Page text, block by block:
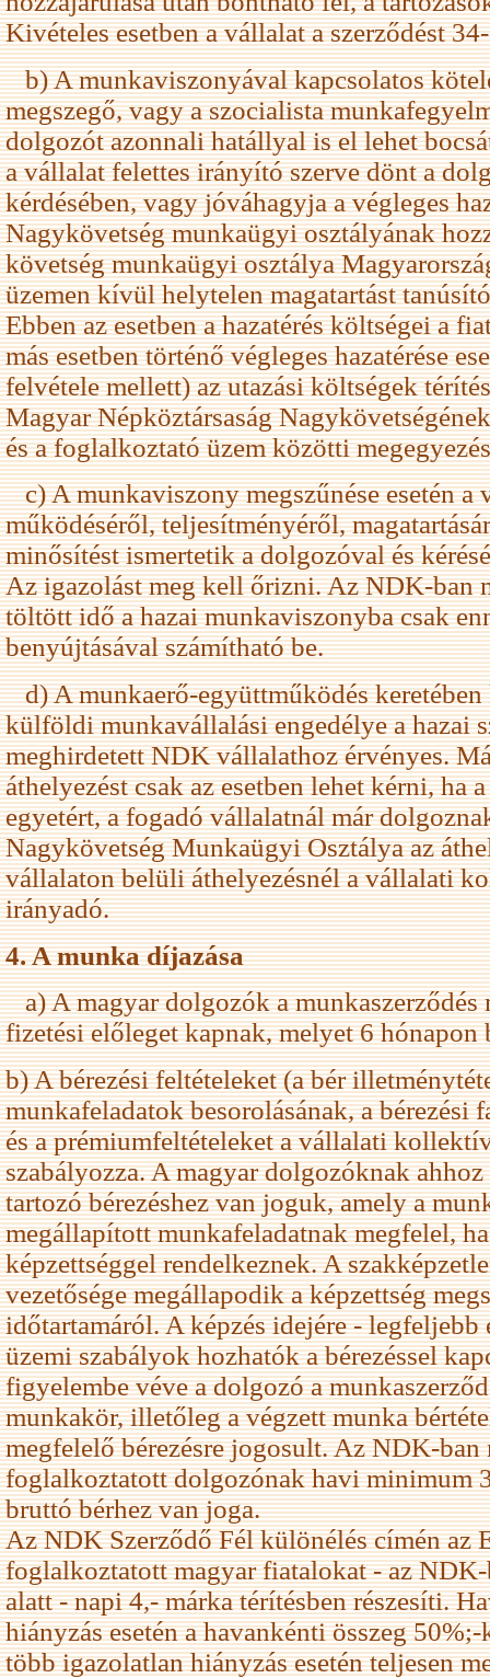
Kivételes esetben a vállalat a szerződést
b) A munkaviszonyával kapcsolatos
megszegő, vagy a szocialista
dolgozót azonnali hatállyal is el lehet
a vállalat felettes irányító szerve dönt a
kérdésében, vagy jóváhagyja a végleges
Nagykövetség munkaügyi osztályának
követség munkaügyi osztálya
üzemen kívül helytelen magatartást
Ebben az esetben a hazatérés költségei a
más esetben történő végleges hazatérése
felvétele mellett) az utazási költségek
Magyar Népköztársaság
és a foglalkoztató üzem közötti
c) A munkaviszony megszűnése esetén a
működéséről, teljesítményéről,
minősítést ismertetik a dolgozóval és
Az igazolást meg kell őrizni. Az NDK-ban
töltött idő a hazai munkaviszonyba csak
benyújtásával számítható be.
d) A munkaerő-együttműködés
külföldi munkavállalási engedélye a hazai
meghirdetett NDK vállalathoz érvényes.
áthelyezést csak az esetben lehet kérni, ha
egyetért, a fogadó vállalatnál már
Nagykövetség Munkaügyi Osztálya az
vállalaton belüli áthelyezésnél a vállalati
irányadó.
4. A munka díjazása
a) A magyar dolgozók a munkaszerződés
fizetési előleget kapnak, melyet 6
b) A bérezési feltételeket (a bér
munkafeladatok besorolásának, a bérezési
és a prémiumfeltételeket a vállalati
szabályozza. A magyar dolgozóknak ahhoz
tartozó bérezéshez van joguk, amely a
megállapított munkafeladatnak megfelel,
képzettséggel rendelkeznek. A
vezetősége megállapodik a képzettség
időtartamáról. A képzés idejére - legfeljebb
üzemi szabályok hozhatók a bérezéssel
figyelembe véve a dolgozó a
munkakör, illetőleg a végzett munka
megfelelő bérezésre jogosult. Az NDK-
foglalkoztatott dolgozónak havi minimum
bruttó bérhez van joga.
Az NDK Szerződő Fél különélés címén az
foglalkoztatott magyar fiatalokat - az
alatt - napi 4,- márka térítésben részesíti.
hiányzás esetén a havankénti összeg
több igazolatlan hiányzás esetén teljesen